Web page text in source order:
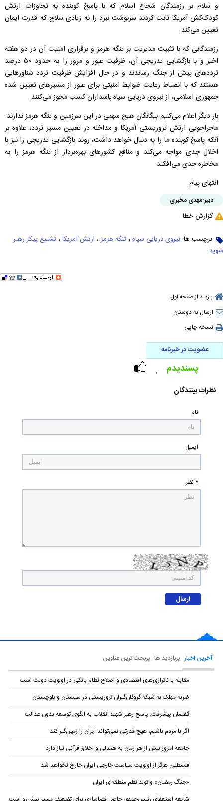
و سلام بر رزمندگان شجاع اسلام که با پاسخ کوبنده به تجاوزات ارتش
کودک‌کش آمریکا ثابت کردند سرنوشت نبرد را نه زیادی سلاح که قدرت ایمان
تعیین می‌کند.
رزمندگانی که با تثبیت مدیریت بر تنگه هرمز و برقراری امنیت آن در دو هفته
اخیر و با بازگشایی تدریجی آن، ظرفیت عبور و مرور را به حدود ۵۰ درصد
ترددهای پیش از جنگ رساندند و در حال افزایش ظرفیت تردد شناورهایی
هستند که با انضباط رعایت ضوابط امنیتی برای عبور از مسیرهای تعیین شده
جمهوری اسلامی، از نیروی دریایی سپاه پاسداران کسب مجوز می‌کنند.
بار دیگر اعلام می‌کنیم بیگانگان هیچ سهمی در این سرزمین و تنگه هرمز ندارند.
ماجراجویی ارتش تروریستی آمریکا و مداخله در تعیین مسیر تردد، علاوه بر
آنکه پاسخ کوبنده ما را به دنبال خواهد داشت، روند بازگشایی تدریجی را نیز با
اخلال جدی مواجه می‌کند و منافع کشورهای بهره‌بردار از تنگه هرمز را به
مخاطره جدی می‌افکند.
انتهای پیام
دبیر:مهدی مخبری
گزارش خطا
برچسب ها: نیروی دریایی سپاه ، تنگه هرمز ، ارتش آمریکا ، تشییع پیکر رهبر
شهید
بازدید از صفحه اول
ارسال به دوستان
نسخه چاپی
عضویت در خبرنامه
۰ پسندیدم
نظرات بینندگان
نام
ایمیل
* نظر
آخرین اخبار پربازدید ها پربحث ترین عناوین
مقابله با ناترازی‌های اقتصادی و اصلاح نظام بانکی در اولویت دولت است
ضربه مهلک به شبکه گروگان‌گیران تروریستی در سیستان و بلوچستان
گفتمان پیشرفت؛ پاسخ رهبر شهید انقلاب به الگوی توسعه بدون عدالت
اگر با مردم باشیم، هیچ قدرتی نمی‌تواند ایران را زمین‌گیر کند
جامعه امروز بیش از هر زمان به همدلی و اخلاق قرآنی نیاز دارد
فلسطین هرگز از اولویت سیاست خارجی ایران خارج نخواهد شد
«جنگ رمضان» و تولد نظم منطقه‌ای ایران
شایعه استعفای رئیس‌جمهور حاصل فضاسازی برای تضعیف مسیر پیش‌رو است